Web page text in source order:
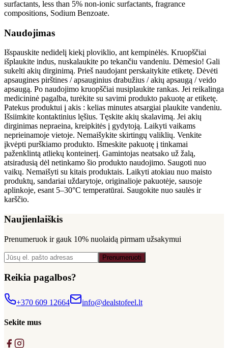
surfactants, less than 5% non-ionic surfactants, fragrance
compositions, Sodium Benzoate.
Naudojimas
Išspauskite nedidelį kiekį ploviklio, ant kempinėlės. Kruopščiai
išplaukite indus, nuskalaukite po tekančiu vandeniu. Dėmesio! Gali
sukelti akių dirginimą. Prieš naudojant perskaitykite etiketę. Dėvėti
apsaugines pirštines / apsauginius drabužius / akių apsaugą / veido
apsaugą. Po naudojimo kruopščiai nusiplaukite rankas. Jei reikalinga
medicininė pagalba, turėkite su savimi produkto pakuotę ar etiketę.
Patekus produktui į akis : kelias minutes atsargiai plaukite vandeniu.
Išsiimkite kontaktinius lęšius. Tęskite akių skalavimą. Jei akių
dirginimas nepraeina, kreipkitės į gydytoją. Laikyti vaikams
neprieinamoje vietoje. Nemaišykite skirtingų valiklių. Venkite
įkvėpti purškiamo produkto. Išmeskite pakuotę į tinkamai
paženklintą atliekų konteinerį. Gamintojas neatsako už žalą,
atsiradusią dėl netinkamo šio produkto naudojimo. Saugoti nuo
vaikų. Nemaišyti su kitais produktais. Laikyti atokiau nuo maisto
produktų, sandariai uždarytoje, originalioje pakuotėje, sausoje
aplinkoje, esant 5–30°C temperatūrai. Saugokite nuo saulės ir
karščio.
Naujienlaiškis
Prenumeruok ir gauk 10% nuolaidą pirmam užsakymui
Prenumeruoti
Reikia pagalbos?
+370 609 12664 info@dealstofeel.lt
Sekite mus